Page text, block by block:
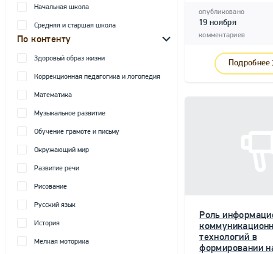
Начальная школа
Средняя и старшая школа
По контенту
Здоровый образ жизни
Коррекционная педагогика и логопедия
Математика
Музыкальное развитие
Обучение грамоте и письму
Окружающий мир
Развитие речи
Рисование
Русский язык
История
Мелкая моторика
опубликовано
19 ноября
комментариев
Подробнее
Роль
технологий в
формировании